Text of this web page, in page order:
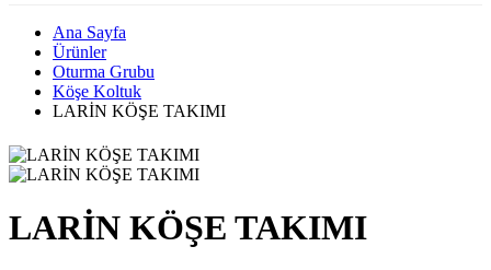
Ana Sayfa
Ürünler
Oturma Grubu
Köşe Koltuk
LARİN KÖŞE TAKIMI
LARİN KÖŞE TAKIMI